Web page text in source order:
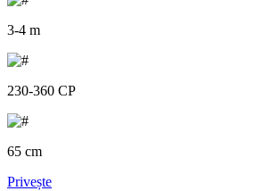
3-4 m
230-360 CP
65 cm
Privește